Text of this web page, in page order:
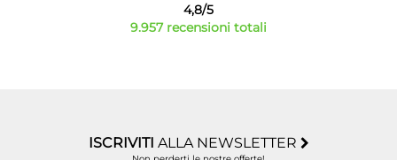
4,8/5
9.957 recensioni totali
ISCRIVITI ALLA NEWSLETTER